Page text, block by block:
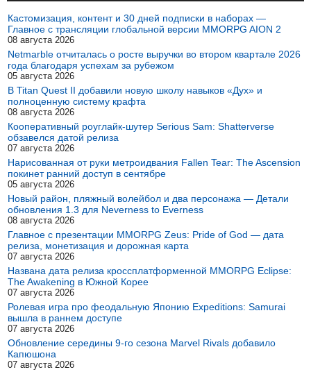
Кастомизация, контент и 30 дней подписки в наборах —
Главное с трансляции глобальной версии MMORPG AION 2
08 августа 2026
Netmarble отчиталась о росте выручки во втором квартале 2026
года благодаря успехам за рубежом
05 августа 2026
В Titan Quest II добавили новую школу навыков «Дух» и
полноценную систему крафта
08 августа 2026
Кооперативный роуглайк-шутер Serious Sam: Shatterverse
обзавелся датой релиза
07 августа 2026
Нарисованная от руки метроидвания Fallen Tear: The Ascension
покинет ранний доступ в сентябре
05 августа 2026
Новый район, пляжный волейбол и два персонажа — Детали
обновления 1.3 для Neverness to Everness
08 августа 2026
Главное с презентации MMORPG Zeus: Pride of God — дата
релиза, монетизация и дорожная карта
07 августа 2026
Названа дата релиза кроссплатформенной MMORPG Eclipse:
The Awakening в Южной Корее
07 августа 2026
Ролевая игра про феодальную Японию Expeditions: Samurai
вышла в раннем доступе
07 августа 2026
Обновление середины 9-го сезона Marvel Rivals добавило
Капюшона
07 августа 2026